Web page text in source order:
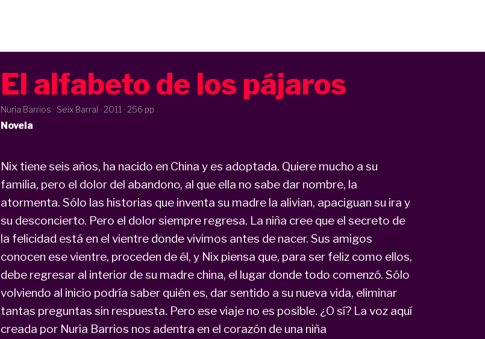
El alfabeto de los pájaros
Nuria Barrios · Seix Barral · 2011 · 256 pp
Novela
Nix tiene seis años, ha nacido en China y es adoptada. Quiere mucho a su
familia, pero el dolor del abandono, al que ella no sabe dar nombre, la
atormenta. Sólo las historias que inventa su madre la alivian, apaciguan su ira y
su desconcierto. Pero el dolor siempre regresa. La niña cree que el secreto de
la felicidad está en el vientre donde vivimos antes de nacer. Sus amigos
conocen ese vientre, proceden de él, y Nix piensa que, para ser feliz como ellos,
debe regresar al interior de su madre china, el lugar donde todo comenzó. Sólo
volviendo al inicio podría saber quién es, dar sentido a su nueva vida, eliminar
tantas preguntas sin respuesta. Pero ese viaje no es posible. ¿O sí? La voz aquí
creada por Nuria Barrios nos adentra en el corazón de una niña